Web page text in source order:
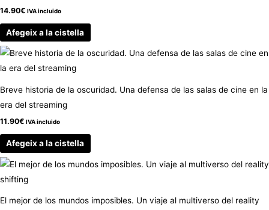
14.90€ IVA incluido
Afegeix a la cistella
Breve historia de la oscuridad. Una defensa de las salas de cine en la
era del streaming
11.90€ IVA incluido
Afegeix a la cistella
El mejor de los mundos imposibles. Un viaje al multiverso del reality